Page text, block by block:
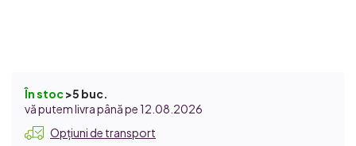
În stoc>5 buc.
12.08.2026
Opțiuni de transport